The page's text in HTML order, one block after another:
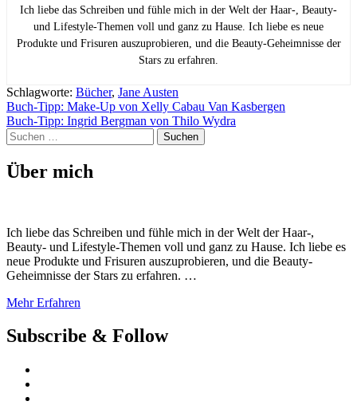
Ich liebe das Schreiben und fühle mich in der Welt der Haar-, Beauty-
und Lifestyle-Themen voll und ganz zu Hause. Ich liebe es neue
Produkte und Frisuren auszuprobieren, und die Beauty-Geheimnisse der
Stars zu erfahren.
Schlagworte: Bücher, Jane Austen
Beitragsnavigation
Buch-Tipp: Make-Up von Xelly Cabau Van Kasbergen
Buch-Tipp: Ingrid Bergman von Thilo Wydra
Suchen
nach:
Über mich
Ich liebe das Schreiben und fühle mich in der Welt der Haar-,
Beauty- und Lifestyle-Themen voll und ganz zu Hause. Ich liebe es
neue Produkte und Frisuren auszuprobieren, und die Beauty-
Geheimnisse der Stars zu erfahren. …
Mehr Erfahren
Subscribe & Follow